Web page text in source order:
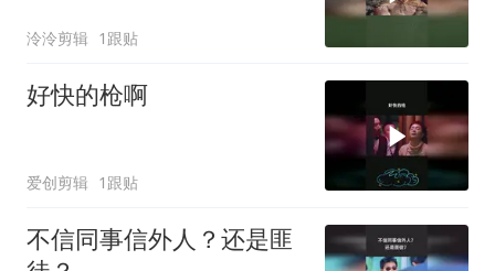
泠泠剪辑 1跟贴
好快的枪啊
爱创剪辑 1跟贴
不信同事信外人？还是匪